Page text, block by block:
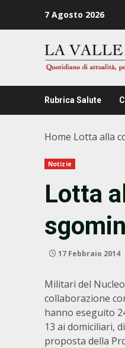
7 Agosto 2026
Rubrica Salute
Home Lotta alla
Notizie
Lotta
17 Febbraio 2014
Militari del
collaborazione
hanno eseguito
13 ai domiciliari,
proposta della